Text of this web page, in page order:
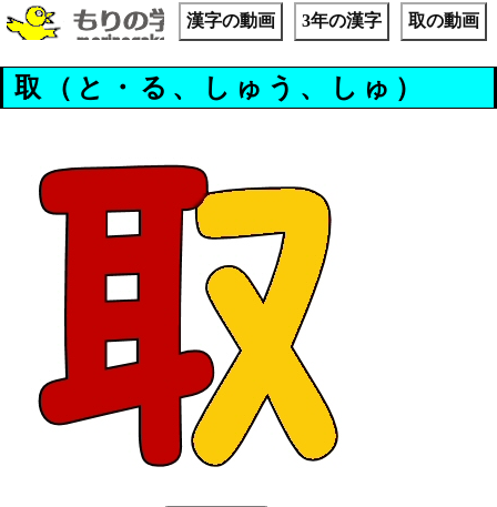
漢字の動画 3年の漢字 取の動画
取（と・る、しゅう、しゅ）